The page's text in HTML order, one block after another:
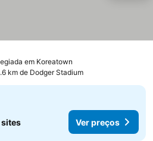
em Koreatown
km de Dodger Stadium
sites Ver preços